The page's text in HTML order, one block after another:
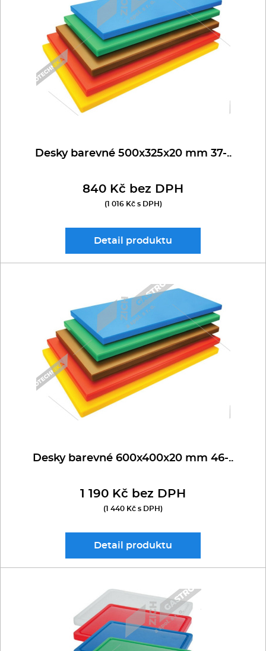
Vařiče a výrobníky těstovin
Nástroje
Vodní lázně
Ostatní
BAZAR
Desky barevné 500x325x20 mm 37-..
840 Kč bez DPH
(1 016 Kč s DPH)
Detail produktu
Desky barevné 600x400x20 mm 46-..
1 190 Kč bez DPH
(1 440 Kč s DPH)
Detail produktu